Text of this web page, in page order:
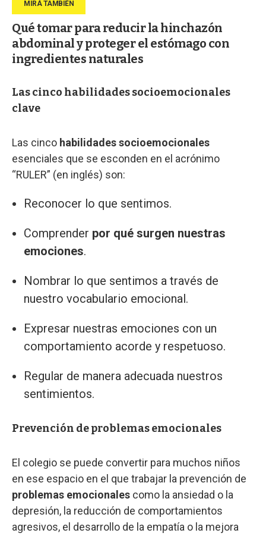
Qué tomar para reducir la hinchazón
abdominal y proteger el estómago con
ingredientes naturales
Las cinco habilidades socioemocionales
clave
Las cinco habilidades socioemocionales
esenciales que se esconden en el acrónimo
“RULER” (en inglés) son:
Reconocer lo que sentimos.
Comprender por qué surgen nuestras
emociones.
Nombrar lo que sentimos a través de
nuestro vocabulario emocional.
Expresar nuestras emociones con un
comportamiento acorde y respetuoso.
Regular de manera adecuada nuestros
sentimientos.
Prevención de problemas emocionales
El colegio se puede convertir para muchos niños
en ese espacio en el que trabajar la prevención de
problemas emocionales como la ansiedad o la
depresión, la reducción de comportamientos
agresivos, el desarrollo de la empatía o la mejora